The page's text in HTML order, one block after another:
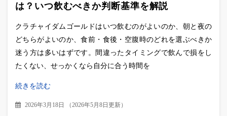
は？いつ飲むべきか判断基準を解説
クラチャイダムゴールドはいつ飲むのがよいのか、朝と夜の
どちらがよいのか、食前・食後・空腹時のどれを選ぶべきか
迷う方は多いはずです。間違ったタイミングで飲んで損をし
たくない、せっかくなら自分に合う時間を
続きを読む
2026年3月18日 （2026年5月8日更新）